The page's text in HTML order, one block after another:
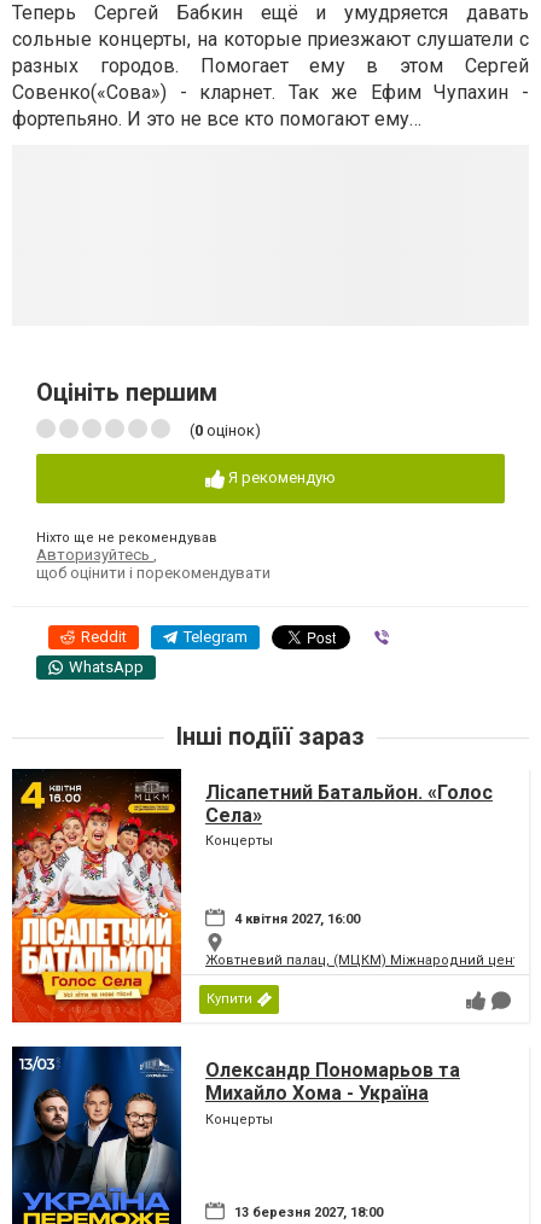
Теперь Сергей Бабкин ещё и умудряется давать
сольные концерты, на которые приезжают слушатели с
разных городов. Помогает ему в этом Сергей
Совенко(«Сова») - кларнет. Так же Ефим Чупахин -
фортепьяно. И это не все кто помогают ему…
Оцініть першим
(0 оцінок)
Я рекомендую
Ніхто ще не рекомендував
Авторизуйтесь
щоб оцінити і порекомендувати
Reddit Telegram
WhatsApp
Інші подіїї зараз
Лісапетний Батальйон. «Голос
Села»
Концерты
4 квітня 2027, 16:00
Жовтневий палац, (МЦКМ) Міжнародний центр
Купити
Олександр Пономарьов та
Михайло Хома - Україна
Переможе!
Концерты
13 березня 2027, 18:00